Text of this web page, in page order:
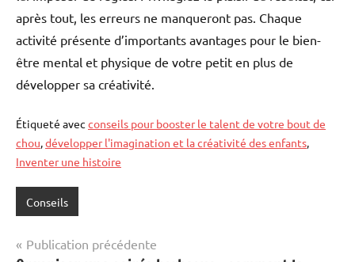
après tout, les erreurs ne manqueront pas. Chaque
activité présente d’importants avantages pour le bien-
être mental et physique de votre petit en plus de
développer sa créativité.
Étiqueté avec conseils pour booster le talent de votre bout de
chou,développer l'imagination et la créativité des enfants,
Inventer une histoire
Conseils
Navigation
Publication précédente